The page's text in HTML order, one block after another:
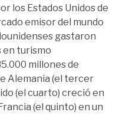
los Estados Unidos de
emisor del mundo
gastaron
en turismo
millones de
Alemania (el tercer
(el cuarto) creció en
(el quinto) en un